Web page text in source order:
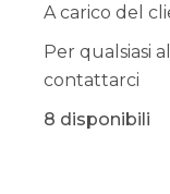
A carico del
Per qualsiasi
contattarci
8 disponibili